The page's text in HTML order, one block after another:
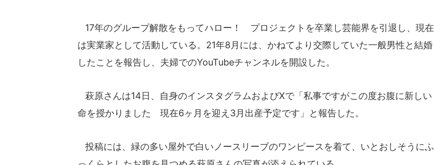
17年のグループ解散をもってハロー！ プロジェクトを卒業し芸能界を引退し、現在
は実業家として活動している。21年8月には、かねてより交際していた一般男性と結婚
したことを報告し、夫婦でのYouTubeチャンネルを開設した。
萩原さんは14日、自身のインスタグラムおよびXで「私事ですがこの度お腹に新しい
命を授かりました 現在6ヶ月を迎え3月出産予定です」と報告した。
投稿には、緑の多い屋外で白いノースリーブのワンピースを着て、いとおしそうにふ